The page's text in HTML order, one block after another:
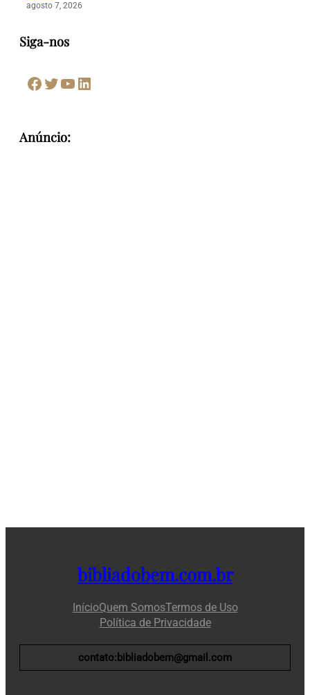
agosto 7, 2026
Siga-nos
Facebook Twitter Youtube LinkedIn
Anúncio:
bibliadobem.com.br
InícioQuem SomosTermos de Uso
Política de Privacidade
contato:bibliadobem@gmail.com